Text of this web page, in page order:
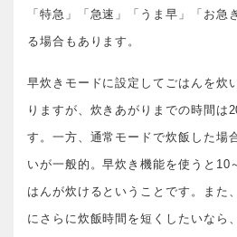
「特急」「急速」「うま早」「お急
る場合もあります。
早炊きモードに設定してごはんを炊
りますが、炊きあがりまでの時間は
す。一方、通常モードで炊飯した場
いが一般的。早炊き機能を使うと10
はんが炊けるということです。また
にさらに炊飯時間を短くしたいなら